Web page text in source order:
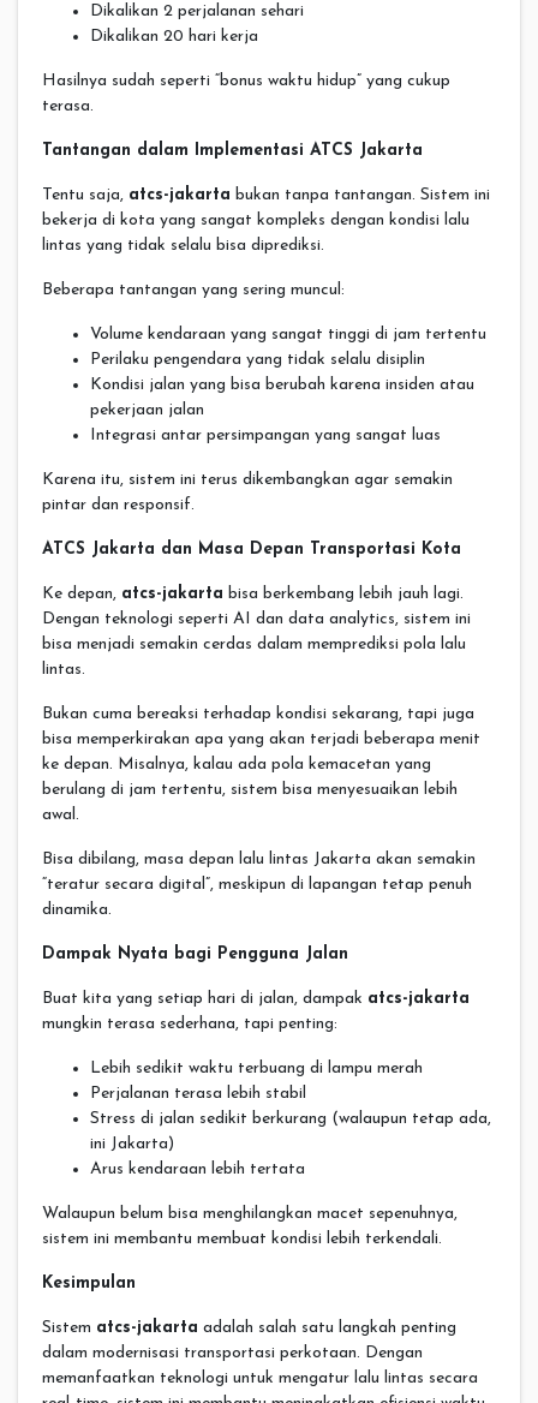
Dikalikan 2 perjalanan sehari
Dikalikan 20 hari kerja
Hasilnya sudah seperti “bonus waktu hidup” yang cukup
terasa.
Tantangan dalam Implementasi ATCS Jakarta
Tentu saja, atcs-jakarta bukan tanpa tantangan. Sistem ini
bekerja di kota yang sangat kompleks dengan kondisi lalu
lintas yang tidak selalu bisa diprediksi.
Beberapa tantangan yang sering muncul:
Volume kendaraan yang sangat tinggi di jam tertentu
Perilaku pengendara yang tidak selalu disiplin
Kondisi jalan yang bisa berubah karena insiden atau
pekerjaan jalan
Integrasi antar persimpangan yang sangat luas
Karena itu, sistem ini terus dikembangkan agar semakin
pintar dan responsif.
ATCS Jakarta dan Masa Depan Transportasi Kota
Ke depan, atcs-jakarta bisa berkembang lebih jauh lagi.
Dengan teknologi seperti AI dan data analytics, sistem ini
bisa menjadi semakin cerdas dalam memprediksi pola lalu
lintas.
Bukan cuma bereaksi terhadap kondisi sekarang, tapi juga
bisa memperkirakan apa yang akan terjadi beberapa menit
ke depan. Misalnya, kalau ada pola kemacetan yang
berulang di jam tertentu, sistem bisa menyesuaikan lebih
awal.
Bisa dibilang, masa depan lalu lintas Jakarta akan semakin
“teratur secara digital”, meskipun di lapangan tetap penuh
dinamika.
Dampak Nyata bagi Pengguna Jalan
Buat kita yang setiap hari di jalan, dampak atcs-jakarta
mungkin terasa sederhana, tapi penting:
Lebih sedikit waktu terbuang di lampu merah
Perjalanan terasa lebih stabil
Stress di jalan sedikit berkurang (walaupun tetap ada,
ini Jakarta)
Arus kendaraan lebih tertata
Walaupun belum bisa menghilangkan macet sepenuhnya,
sistem ini membantu membuat kondisi lebih terkendali.
Kesimpulan
Sistem atcs-jakarta adalah salah satu langkah penting
dalam modernisasi transportasi perkotaan. Dengan
memanfaatkan teknologi untuk mengatur lalu lintas secara